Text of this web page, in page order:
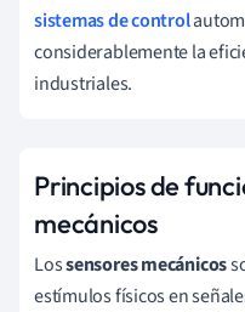
sistemas de control
considerablemente la
industriales.
Principios de
mecánicos
Lossensores mecánicos
estímulos físicos en